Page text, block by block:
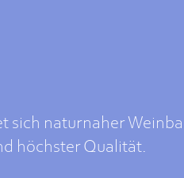
sich naturnaher
höchster Qualität.